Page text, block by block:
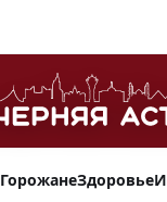
ГорожанеЗдоровье